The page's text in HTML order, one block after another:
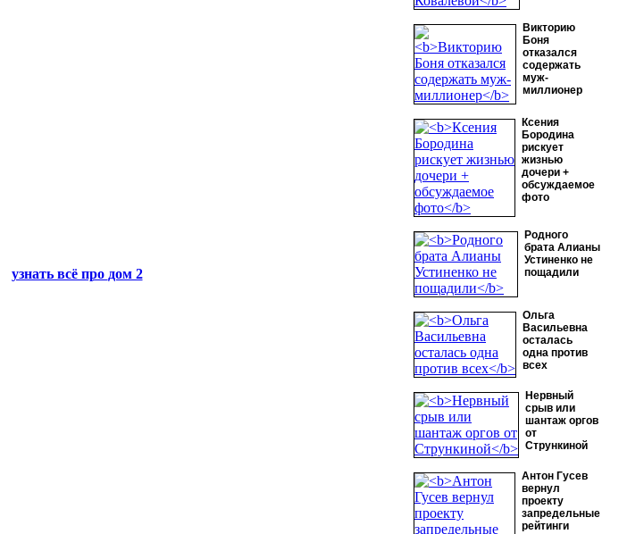
Викторию
Боня
отказался
содержать
муж-
миллионер
Ксения
Бородина
рискует
жизнью
дочери +
обсуждаемое
фото
Родного
брата Алианы
Устиненко не
пощадили
Ольга
Васильевна
осталась
одна против
всех
Нервный
срыв или
шантаж оргов
от
Стрункиной
Антон Гусев
вернул
проекту
запредельные
рейтинги
узнать всё про дом 2